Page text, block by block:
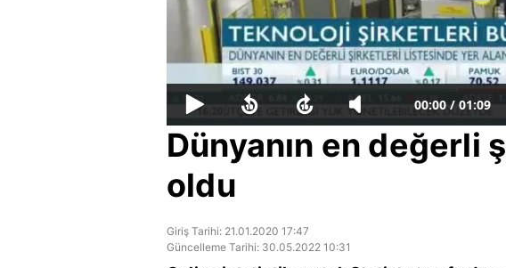
00:00 / 01:09
Dünyanın en değerli
oldu
Giriş Tarihi: 21.01.2020 17:47
Güncelleme Tarihi: 30.05.2022 10:31